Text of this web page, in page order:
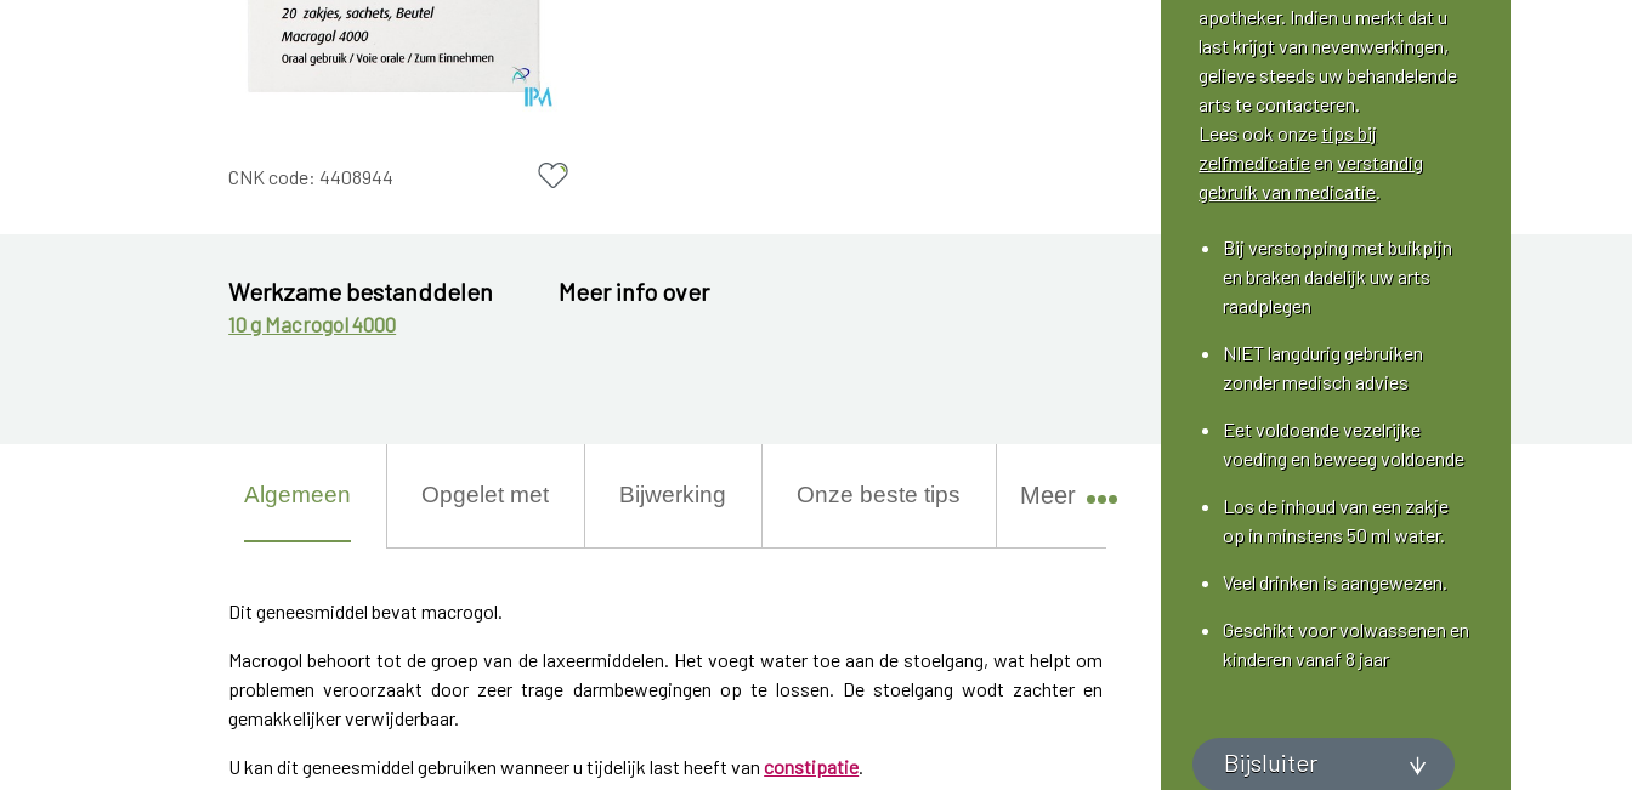
CNK code:4408944
apotheker. Indien u merkt dat u
last krijgt van nevenwerkingen,
gelieve steeds uw behandelende
arts te contacteren.
Lees ook onzetips bij
zelfmedicatieenverstandig
gebruik van medicatie.
Bij verstopping met buikpijn
en braken dadelijk uw arts
raadplegen
NIET langdurig gebruiken
zonder medisch advies
Eet voldoende vezelrijke
voeding en beweeg voldoende
Los de inhoud van een zakje
op in minstens 50 ml water.
Veel drinken is aangewezen.
Geschikt voor volwassenen en
kinderen vanaf 8 jaar
Bijsluiter
Werkzame bestanddelen
10 g Macrogol 4000
Meer info over
Algemeen Opgelet met Bijwerking Onze beste tips Meer
Dit geneesmiddel bevat macrogol.
Macrogol behoort tot de groep van de laxeermiddelen. Het voegt water toe aan de stoelgang, wat helpt om
problemen veroorzaakt door zeer trage darmbewegingen op te lossen. De stoelgang wodt zachter en
gemakkelijker verwijderbaar.
U kan dit geneesmiddel gebruiken wanneer u tijdelijk last heeft vanconstipatie.